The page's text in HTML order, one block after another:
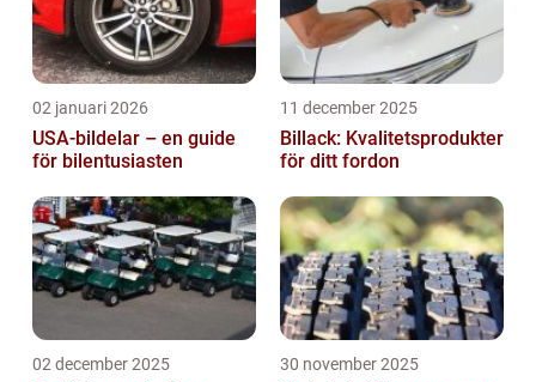
02 januari 2026
USA-bildelar – en guide
för bilentusiasten
11 december 2025
Billack: Kvalitetsprodukter
för ditt fordon
02 december 2025 30 november 2025